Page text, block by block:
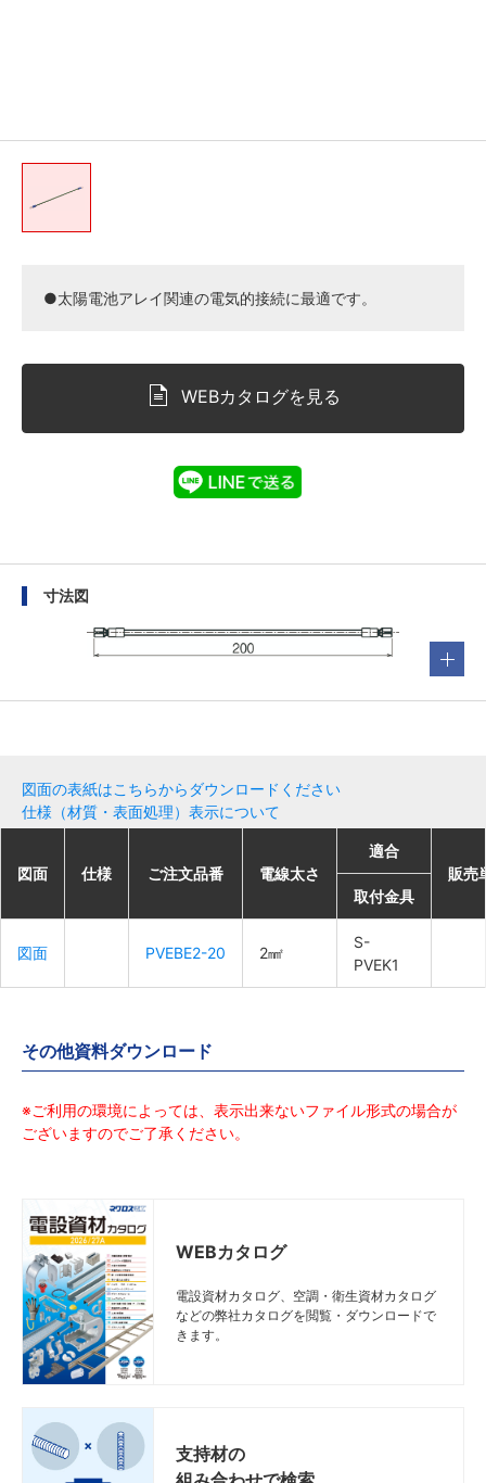
●太陽電池アレイ関連の電気的接続に最適です。
WEBカタログを見る
寸法図
図面の表紙はこちらからダウンロードください
仕様（材質・表面処理）表示について
図面 仕様 ご注文品番 電線太さ
適合
販売
取付金具
図面 PVEBE2-20 2㎟
S-
PVEK1
図面 仕様 ご注文品番 電線太さ
適合
販売
取付金具
図面 PVEBE2-20 2㎟
S-
PVEK1
図面 仕様 ご注文品番 電線太さ
適合
販売
取付金具
図面 PVEBE2-20 2㎟
S-
PVEK1
図面 仕様 ご注文品番 電線太さ
適合
販売
取付金具
図面 PVEBE2-20 2㎟
S-
PVEK1
その他資料ダウンロード
※ご利用の環境によっては、表示出来ないファイル形式の場合が
ございますのでご了承ください。
WEBカタログ
電設資材カタログ、空調・衛生資材カタログ
などの弊社カタログを閲覧・ダウンロードで
きます。
支持材の